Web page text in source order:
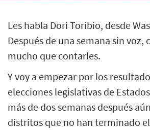
Les habla Dori Toribio, desde
Después de una semana sin voz,
mucho que contarles.
Y voy a empezar por los
elecciones legislativas de
más de dos semanas después
distritos que no han terminado